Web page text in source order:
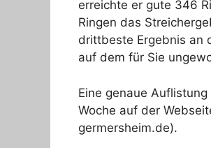
erreichte er gute 346
Ringen das
drittbeste Ergebnis an
auf dem für Sie
Eine genaue
Woche auf der
germersheim.de).